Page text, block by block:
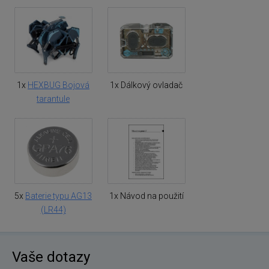
1x HEXBUG Bojová
tarantule
1x Dálkový ovladač
5x Baterie typu AG13
(LR44)
1x Návod na použití
Vaše dotazy